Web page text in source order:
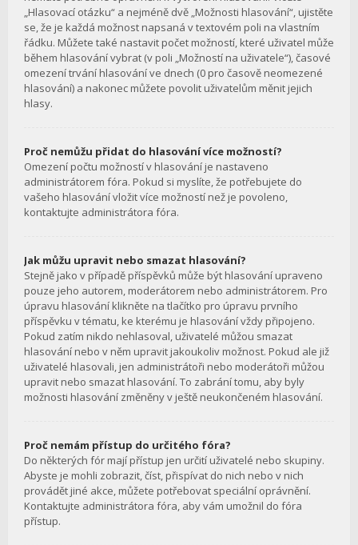
„Hlasovací otázku“ a nejméně dvě „Možnosti hlasování“, ujistěte
se, že je každá možnost napsaná v textovém poli na vlastním
řádku. Můžete také nastavit počet možností, které uživatel může
během hlasování vybrat (v poli „Možností na uživatele“), časové
omezení trvání hlasování ve dnech (0 pro časově neomezené
hlasování) a nakonec můžete povolit uživatelům měnit jejich
hlasy.
Proč nemůžu přidat do hlasování více možností?
Omezení počtu možností v hlasování je nastaveno
administrátorem fóra. Pokud si myslíte, že potřebujete do
vašeho hlasování vložit více možností než je povoleno,
kontaktujte administrátora fóra.
Jak můžu upravit nebo smazat hlasování?
Stejně jako v případě příspěvků může být hlasování upraveno
pouze jeho autorem, moderátorem nebo administrátorem. Pro
úpravu hlasování klikněte na tlačítko pro úpravu prvního
příspěvku v tématu, ke kterému je hlasování vždy připojeno.
Pokud zatím nikdo nehlasoval, uživatelé můžou smazat
hlasování nebo v něm upravit jakoukoliv možnost. Pokud ale již
uživatelé hlasovali, jen administrátoři nebo moderátoři můžou
upravit nebo smazat hlasování. To zabrání tomu, aby byly
možnosti hlasování změněny v ještě neukončeném hlasování.
Proč nemám přístup do určitého fóra?
Do některých fór mají přístup jen určití uživatelé nebo skupiny.
Abyste je mohli zobrazit, číst, přispívat do nich nebo v nich
provádět jiné akce, můžete potřebovat speciální oprávnění.
Kontaktujte administrátora fóra, aby vám umožnil do fóra
přístup.